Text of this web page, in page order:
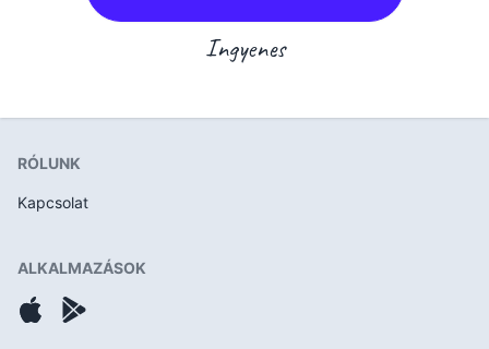
Ingyenes
RÓLUNK
Kapcsolat
ALKALMAZÁSOK